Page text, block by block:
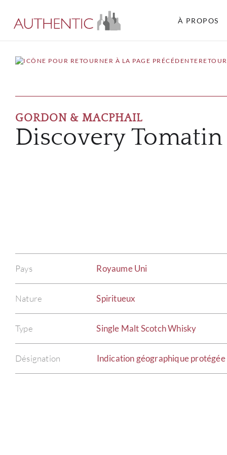
À PROPOS
GORDON & MACPHAIL
Discovery
Pays Royaume Uni
Nature Spiritueux
Type Single Malt Scotch Whisky
Désignation Indication géographique protégée